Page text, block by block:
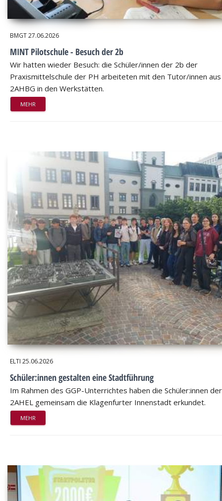
BMGT27.06.2026
MINT Pilotschule - Besuch der 2b
Wir hatten wieder Besuch: die Schüler/innen der 2b der
Praxismittelschule der PH arbeiteten mit den Tutor/innen
2AHBG in den Werkstätten.
MEHR
ELTI 25.06.2026
Schüler:innen gestalten eine Stadtführung
Im Rahmen des GGP-Unterrichtes haben die Schüler:innen der
2AHEL gemeinsam die Klagenfurter Innenstadt erkundet.
MEHR